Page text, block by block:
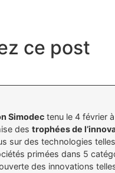
ce post
Simodec tenu le 4 février
destrophées de
sur des technologies
primées dans 5
des innovations